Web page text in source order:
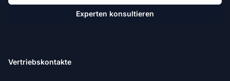
Experten konsultieren
Vertriebskontakte